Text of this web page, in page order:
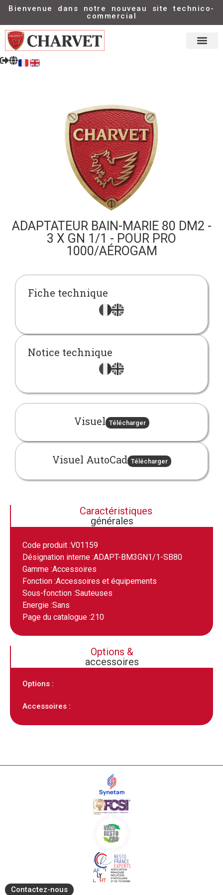
Bienvenue dans notre nouveau site technico-
commercial
ADAPTATEUR BAIN-MARIE 80 DM2 -
3 X GN 1/1 - POUR PRO
1000/AÉROGAM
Fiche technique
Notice technique
Visuel Télécharger
Visuel AutoCad Télécharger
Caractéristiques
générales
Code produit :V01159
Désignation interne :ADAPT-BM3GN1/1-SB80
Gamme :Accessoires
Fonction :Accessoires et équipements
Sous-fonction :Sauteuses
Energie :Sans
Page du catalogue :210
Options &
accessoires
Options :
Accessoires :
Contactez-nous